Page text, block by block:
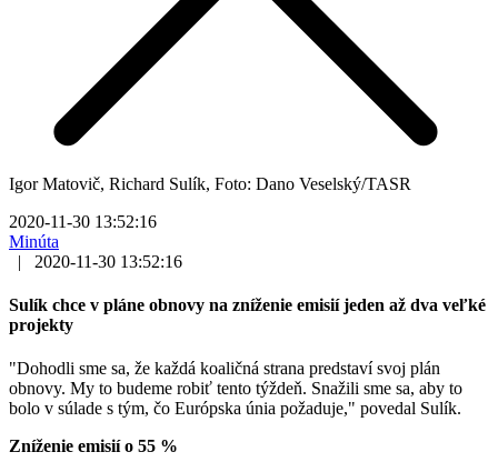
Igor Matovič, Richard Sulík, Foto: Dano Veselský/TASR
2020-11-30 13:52:16
Minúta
|
2020-11-30 13:52:16
Sulík chce v pláne obnovy na zníženie emisií jeden až dva veľké
projekty
"Dohodli sme sa, že každá koaličná strana predstaví svoj plán
obnovy. My to budeme robiť tento týždeň. Snažili sme sa, aby to
bolo v súlade s tým, čo Európska únia požaduje," povedal Sulík.
Zníženie emisií o 55 %